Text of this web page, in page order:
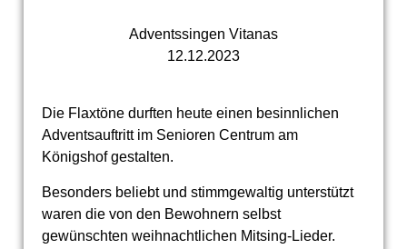
Adventssingen Vitanas
12.12.2023
Die Flaxtöne durften heute einen besinnlichen
Adventsauftritt im Senioren Centrum am
Königshof gestalten.
Besonders beliebt und stimmgewaltig unterstützt
waren die von den Bewohnern selbst
gewünschten weihnachtlichen Mitsing-Lieder.